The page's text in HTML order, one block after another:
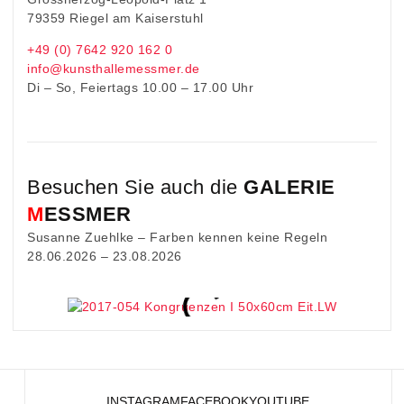
79359 Riegel am Kaiserstuhl
+49 (0) 7642 920 162 0
info@kunsthallemessmer.de
Di – So, Feiertags 10.00 – 17.00 Uhr
Besuchen Sie auch die GALERIE
MESSMER
Susanne Zuehlke – Farben kennen keine Regeln
28.06.2026 – 23.08.2026